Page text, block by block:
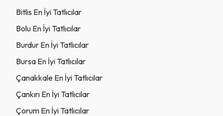
Bitlis En İyi Tatlıcılar
Bolu En İyi Tatlıcılar
Burdur En İyi Tatlıcılar
Bursa En İyi Tatlıcılar
Çanakkale En İyi Tatlıcılar
Çankırı En İyi Tatlıcılar
Çorum En İyi Tatlıcılar